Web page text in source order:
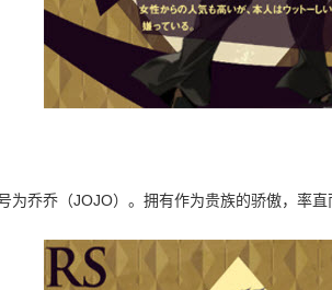
为乔乔（JOJO）。拥有作为贵族的骄傲，率直